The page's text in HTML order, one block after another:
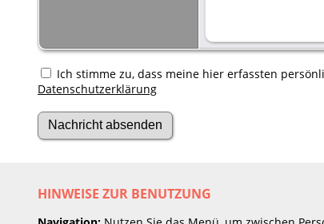
Ich stimme zu, dass meine hier erfassten
Datenschutzerklärung
HINWEISE ZUR BENUTZUNG